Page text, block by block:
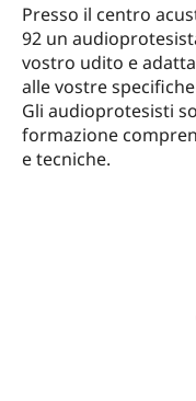
Presso il centro
92 un
vostro udito e
alle vostre
Gli audioprotesisti
formazione
e tecniche.